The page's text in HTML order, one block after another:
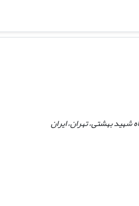
بهشتی، تهران، ایران